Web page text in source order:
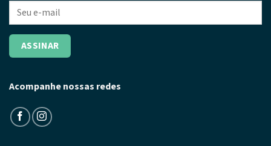
Acompanhe nossas redes